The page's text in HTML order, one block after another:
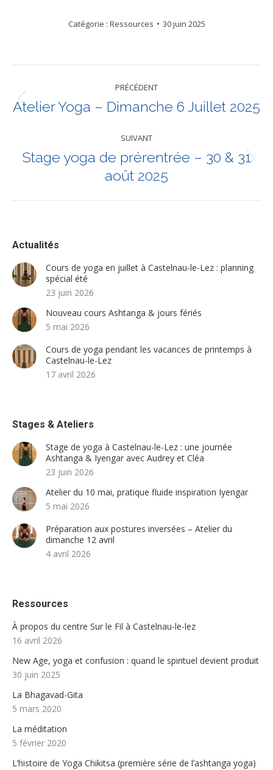
Catégorie : Ressources 30 juin 2025
article
PRÉCÉDENT
Article
Atelier Yoga – Dimanche 6 Juillet 2025
SUIVANT
Article
suivant
Stage yoga de prérentrée – 30 & 31
août 2025
Actualités
Cours de yoga en juillet à Castelnau-le-Lez : planning
spécial été
23 juin 2026
Nouveau cours Ashtanga & jours fériés
5 mai 2026
Cours de yoga pendant les vacances de printemps à
Castelnau-le-Lez
17 avril 2026
Stages & Ateliers
Stage de yoga à Castelnau-le-Lez : une journée
Ashtanga & Iyengar avec Audrey et Cléa
23 juin 2026
Atelier du 10 mai, pratique fluide inspiration Iyengar
5 mai 2026
Préparation aux postures inversées – Atelier du
dimanche 12 avril
4 avril 2026
Ressources
À propos du centre Sur le Fil à Castelnau-le-lez
16 avril 2026
New Age, yoga et confusion : quand le spirituel devient produit
30 juin 2025
La Bhagavad-Gita
5 mars 2020
La méditation
5 février 2020
L’histoire de Yoga Chikitsa (première série de l’ashtanga yoga)